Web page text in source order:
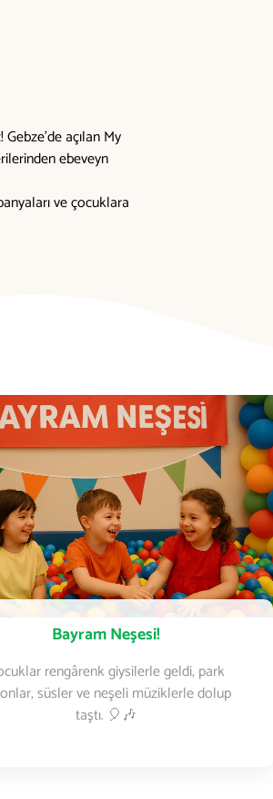
açılan My
ebeveyn
ve çocuklara
Bayram Neşesi!
rengârenk giysilerle geldi, park
süsler ve neşeli müziklerle dolup
taştı. 🎈🎶